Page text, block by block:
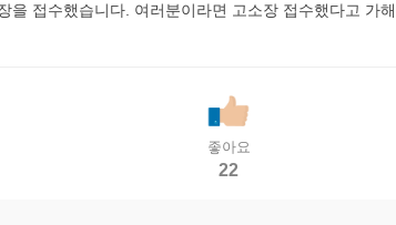
을 접수했습니다. 여러분이라면 고소장 접수했다고 가
좋아요
22